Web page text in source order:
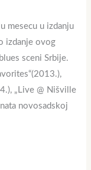
mesecu u izdanju
izdanje ovog
sceni Srbije.
„Live @ Nišville
novosadskoj